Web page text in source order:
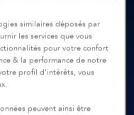
similaires déposés par
les services que vous
pour votre confort
& la performance de notre
profil d’intérêts, vous
peuvent ainsi être